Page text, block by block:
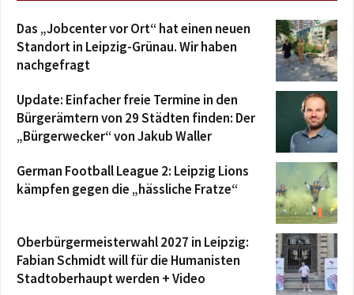
Das „Jobcenter vor Ort“ hat einen neuen
Standort in Leipzig-Grünau. Wir haben
nachgefragt
Update: Einfacher freie Termine in den
Bürgerämtern von 29 Städten finden: Der
„Bürgerwecker“ von Jakub Waller
German Football League 2: Leipzig Lions
kämpfen gegen die „hässliche Fratze“
Oberbürgermeisterwahl 2027 in Leipzig:
Fabian Schmidt will für die Humanisten
Stadtoberhaupt werden + Video